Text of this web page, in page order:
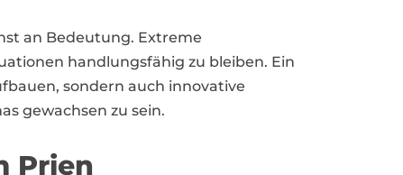
an Bedeutung. Extreme
handlungsfähig zu bleiben. Ein
sondern auch innovative
gewachsen zu sein.
Prien